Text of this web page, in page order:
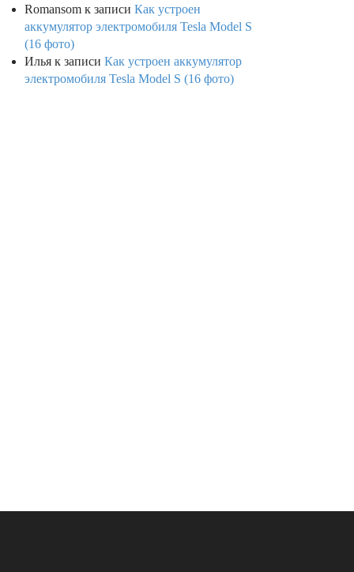
Romansom к записи Как устроен
аккумулятор электромобиля Tesla Model S
(16 фото)
Илья к записи Как устроен аккумулятор
электромобиля Tesla Model S (16 фото)